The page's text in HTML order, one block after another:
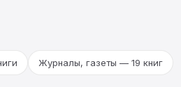
Журналы, газеты — 19 книг